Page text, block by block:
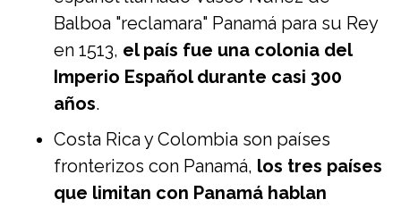
Balboa "reclamara" Panamá para su Rey
en 1513, el país fue una colonia del
Imperio Español durante casi 300
años.
Costa Rica y Colombia son países
fronterizos con Panamá, los tres países
que limitan con Panamá hablan